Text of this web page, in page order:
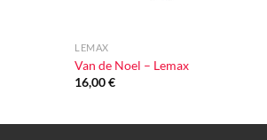
LEMAX
Van de Noel – Lemax
16,00€